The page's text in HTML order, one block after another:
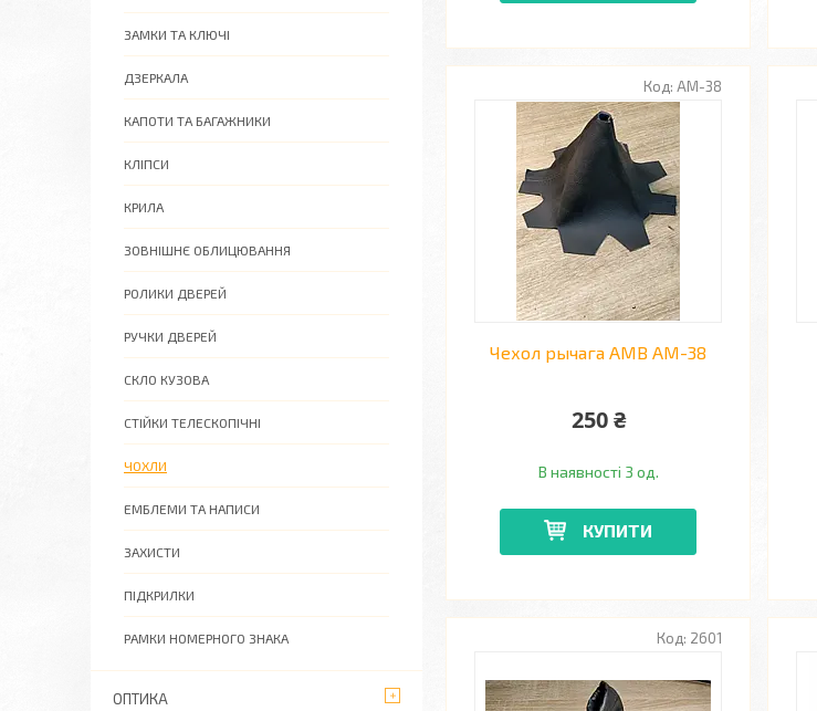
AM-38
Чехол рычага AMB AM-38
250 ₴
В наявності 3 од.
КУПИТИ
2601
ЗАМКИ ТА КЛЮЧІ
ДЗЕРКАЛА
КАПОТИ ТА БАГАЖНИКИ
КЛІПСИ
КРИЛА
ЗОВНІШНЄ ОБЛИЦЮВАННЯ
РОЛИКИ ДВЕРЕЙ
РУЧКИ ДВЕРЕЙ
СКЛО КУЗОВА
СТІЙКИ ТЕЛЕСКОПІЧНІ
ЧОХЛИ
ЕМБЛЕМИ ТА НАПИСИ
ЗАХИСТИ
ПІДКРИЛКИ
РАМКИ НОМЕРНОГО ЗНАКА
ОПТИКА